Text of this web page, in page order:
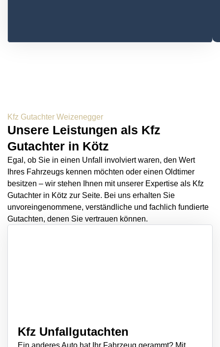
Kfz Gutachter Weizenegger
Unsere Leistungen als Kfz
Gutachter in Kötz
Egal, ob Sie in einen Unfall involviert waren, den Wert
Ihres Fahrzeugs kennen möchten oder einen Oldtimer
besitzen – wir stehen Ihnen mit unserer Expertise als Kfz
Gutachter in Kötz zur Seite. Bei uns erhalten Sie
unvoreingenommene, verständliche und fachlich fundierte
Gutachten, denen Sie vertrauen können.
Kfz Unfallgutachten
Ein anderes Auto hat Ihr Fahrzeug gerammt? Mit